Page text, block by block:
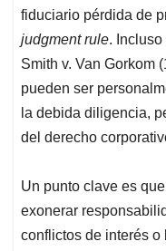
fiduciario pérdida de
judgment rule.
Smith v. Van Gorkom
pueden ser
la debida diligencia,
del derecho
Un punto clave es
exonerar
conflictos de interés